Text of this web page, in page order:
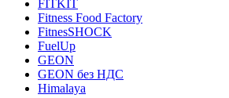
FITKIT
Fitness Food Factory
FitnesSHOCK
FuelUp
GEON
GEON без НДС
Himalaya